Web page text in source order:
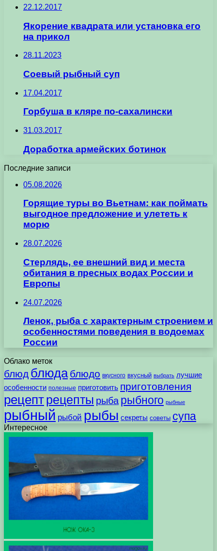
22.12.2017
Якорение квадрата или установка его
на прикол
28.11.2023
Соевый рыбный суп
17.04.2017
Горбуша в кляре по-сахалински
31.03.2017
Доработка армейских ботинок
Последние записи
05.08.2026
Горящие туры во Вьетнам: как поймать
выгодное предложение и улететь к
морю
28.07.2026
Стерлядь, ее внешний вид и места
обитания в пресных водах России и
Европы
24.07.2026
Ленок, рыба с характерным строением и
особенностями поведения в водоемах
России
Облако меток
блюд блюда блюдо вкусного вкусный выбрать лучшие
особенности полезные приготовить приготовления
рецептрецепты рыба рыбного рыбные
рыбный рыбой рыбы секреты советы супа
Интересное